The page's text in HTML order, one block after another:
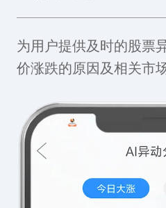
为用户提供及时的股票
价涨跌的原因及相关市